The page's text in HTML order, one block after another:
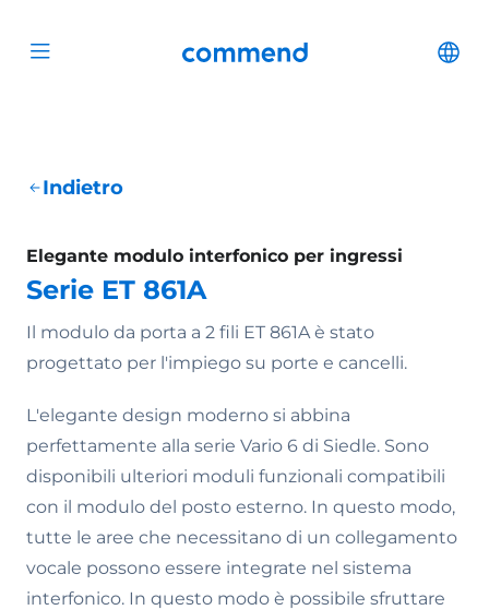
Open menu Commend
Indietro
Elegante modulo interfonico per ingressi
Serie ET 861A
Il modulo da porta a 2 fili ET 861A è stato
progettato per l'impiego su porte e cancelli.
L'elegante design moderno si abbina
perfettamente alla serie Vario 6 di Siedle. Sono
disponibili ulteriori moduli funzionali compatibili
con il modulo del posto esterno. In questo modo,
tutte le aree che necessitano di un collegamento
vocale possono essere integrate nel sistema
interfonico. In questo modo è possibile sfruttare